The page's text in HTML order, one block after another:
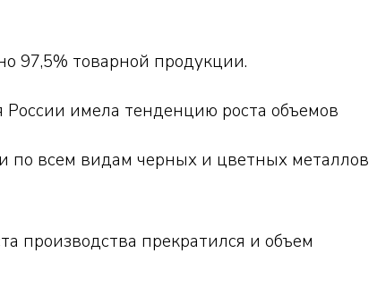
97,5% товарной продукции.
России имела тенденцию роста объемов
по всем видам черных и цветных металлов
производства прекратился и объем